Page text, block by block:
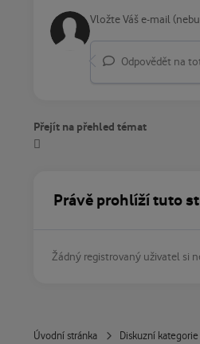
Odpovědět na
Přejít na přehled témat
Právě prohlíží tuto
Žádný registrovaný uživatel si
Úvodní stránka Diskuzní kategorie